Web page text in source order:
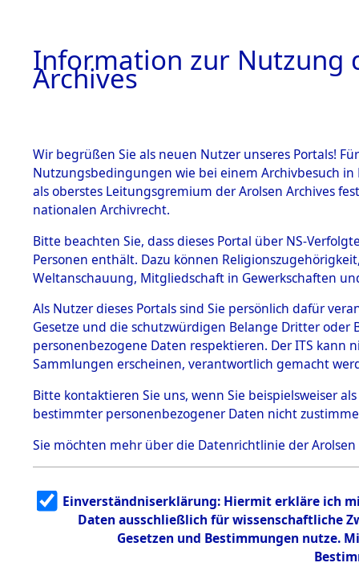
BESTÄNDE
1.
Inhaftierungsdoku
mente
1.2.9 Beim ITS
Effekten
1.2.9.1
Effekten aus
dem KZ
Dachau
1.2.9.2
Effekten aus
dem KZ
Bayerisches
1.2.9.3
Effekten aus
dem KZ
Neuengamm
0002
Einen Kommentar
Information zur Nutzung
Archives
Wir begrüßen Sie als neuen Nutzer unseres Portals!
Nutzungsbedingungen wie bei einem Archivbesuch
als oberstes Leitungsgremium der Arolsen Archives
nationalen Archivrecht.
Bitte beachten Sie, dass dieses Portal über NS-
Personen enthält. Dazu können
Weltanschauung, Mitgliedschaft in Gewerkschaften
Als Nutzer dieses Portals sind Sie persönlich dafür
Gesetze und die schutzwürdigen Belange Dritter
personenbezogene Daten respektieren. Der ITS
Sammlungen erscheinen, verantwortlich gemacht
Bitte kontaktieren Sie uns, wenn Sie beispielsweiser
bestimmter personenbezogener Daten nicht
Sie möchten mehr über die Datenrichtlinie der Arolsen
Einverständniserklärung: Hiermit erkläre ich
Daten ausschließlich für wissenschaftliche
Gesetzen und Bestimmungen nutze.